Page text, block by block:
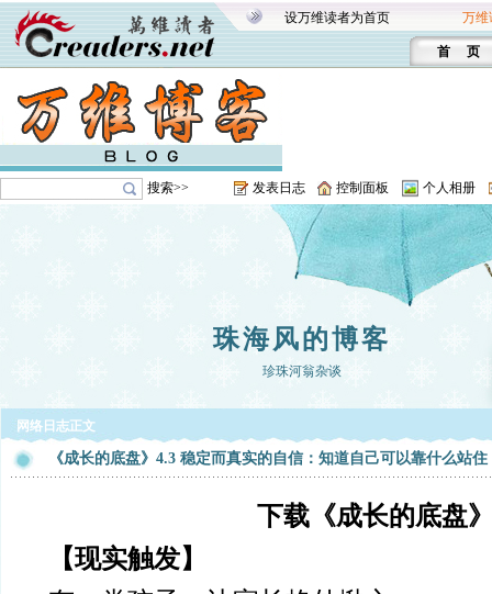
设万维读者为首页 万维
首 页
搜索>> 发表日志 控制面板 个人相册
珠海风的博客
珍珠河翁杂谈
网络日志正文
《成长的底盘》4.3 稳定而真实的自信：知道自己可以靠什么站住
下载《成长的底盘
【现实触发】